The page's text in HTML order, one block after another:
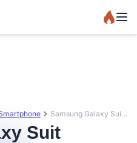
Samsung Galaxy Suit (S5670) sous Android 2.2
Suit